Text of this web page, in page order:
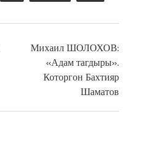
Михаил ШОЛОХОВ:
«Адам тагдыры».
Которгон Бахтияр
Шаматов